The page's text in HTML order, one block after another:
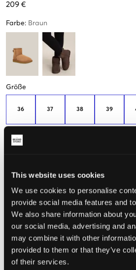
This website uses cookies
We use cookies to personalise
provide social media features and
We also share information about
our social media, advertising and
may combine it with other
provided to them or that they’ve
of their services.
209 €
Farbe: Braun
Größe
36
übrig
37 38 39
Nur 1 übrig
Miss deinen Fuß aus, um die richtige
Wahrgenommene Größe
Klein Perfekt